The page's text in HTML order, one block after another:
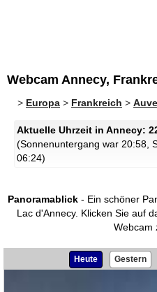
Webcam Annecy,
> Europa > Frankreich >
Aktuelle Uhrzeit in Annecy:
(Sonnenuntergang war 20:58,
06:24)
Panoramablick - Ein schöner
Lac d'Annecy. Klicken Sie auf
Webcam
Heute Gestern